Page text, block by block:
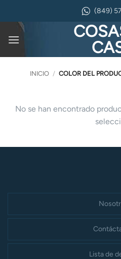
contenido
(849)
INICIO / COLOR DEL
No se han encontrado
Lista de